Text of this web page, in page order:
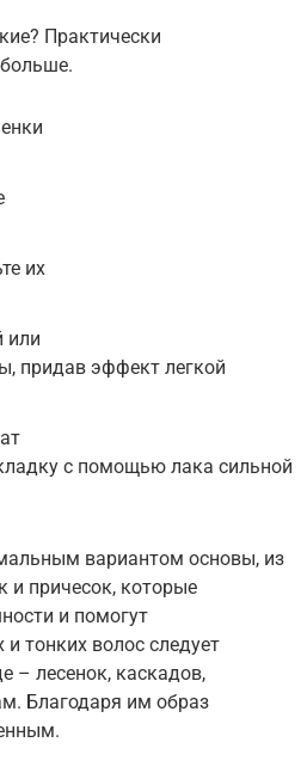
Практически
их
или
придав эффект легкой
с помощью лака сильной
вариантом основы, из
и причесок, которые
и помогут
тонких волос следует
– лесенок, каскадов,
Благодаря им образ